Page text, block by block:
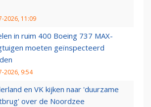
2026, 11:09
in ruim 400 Boeing 737 MAX-
moeten geïnspecteerd
2026, 9:54
en VK kijken naar 'duurzame
over de Noordzee